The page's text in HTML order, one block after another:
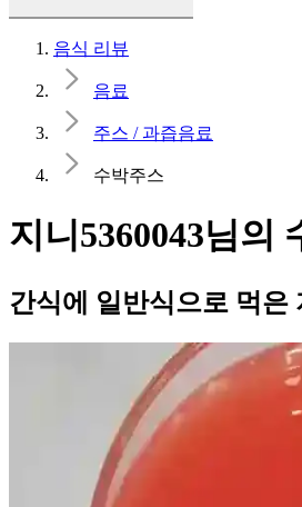
음식 리뷰
음료
주스 / 과즙음료
수박주스
지니5360043님의
간식에 일반식으로 먹은